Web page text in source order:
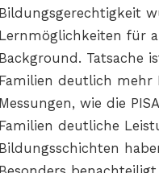
Bildungsgerechtigkeit
Lernmöglichkeiten für
Background. Tatsache
Familien deutlich mehr
Messungen, wie die
Familien deutliche
Bildungsschichten